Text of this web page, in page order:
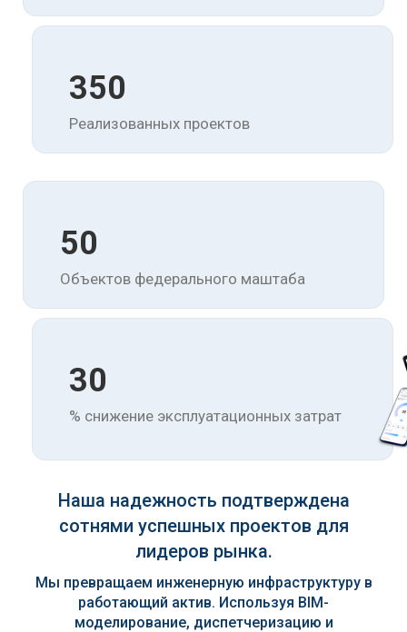
350
Реализованных проектов
50
Объектов федерального маштаба
30
% снижение эксплуатационных затрат
Наша надежность подтверждена
сотнями успешных проектов для
лидеров рынка.
Мы превращаем инженерную инфраструктуру в
работающий актив. Используя BIM-
моделирование, диспетчеризацию и